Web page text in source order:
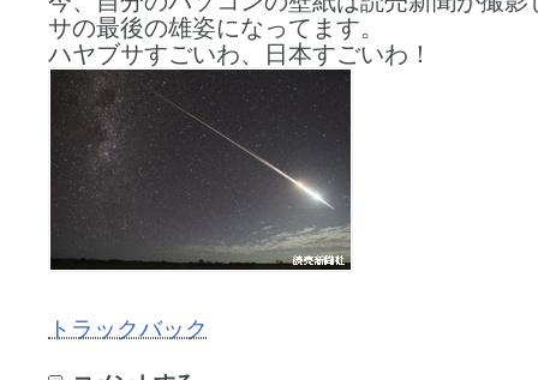
サの最後の雄姿になってます。
ハヤブサすごいわ、日本すごいわ！
トラックバック